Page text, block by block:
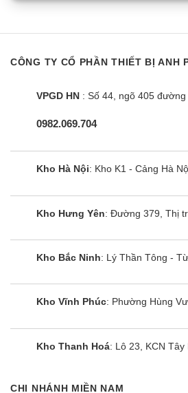
CÔNG TY CỔ PHẦN THIẾT BỊ ANH
VPGD HN : Số 44, ngõ 405
0982.069.704
Kho Hà Nội: Kho K1 - Cảng Hà
Kho Hưng Yên: Đường 379, Thị
Kho Bắc Ninh: Lý Thần Tông -
Kho Vĩnh Phúc: Phường Hùng
Kho Thanh Hoá: Lô 23, KCN
CHI NHÁNH MIỀN NAM